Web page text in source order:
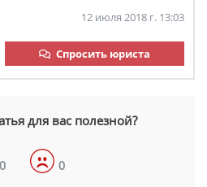
12 июля 2018 г. 13:03
Спросить юриста
для вас полезной?
0 0